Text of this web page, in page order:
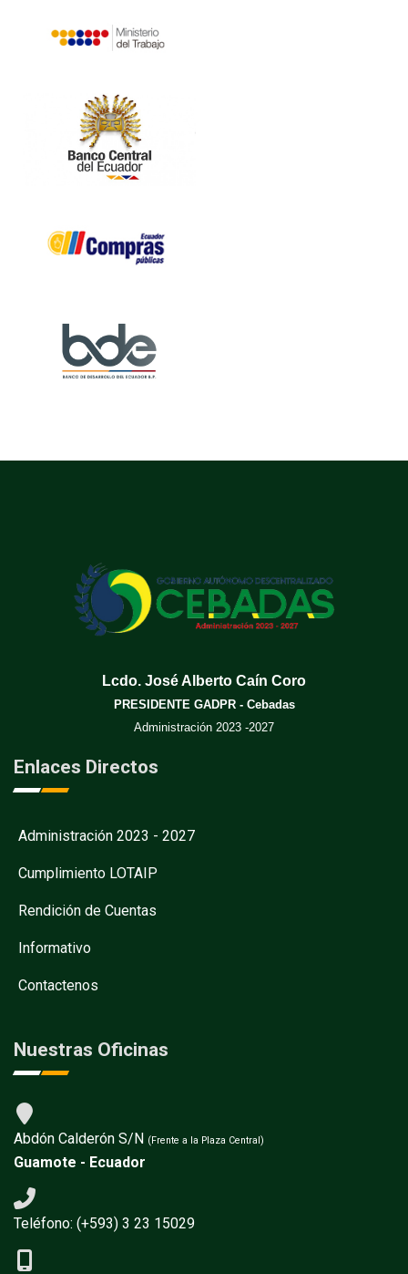
Lcdo. José Alberto Caín Coro
PRESIDENTE GADPR - Cebadas
Administración 2023 -2027
Enlaces Directos
Administración 2023 - 2027
Cumplimiento LOTAIP
Rendición de Cuentas
Informativo
Contactenos
Nuestras Oficinas
Abdón Calderón S/N (Frente a la Plaza Central)
Guamote - Ecuador
Teléfono: (+593) 3 23 15029